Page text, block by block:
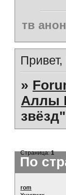
тв
Привет,
»
Аллы
По
Страница:1
rom